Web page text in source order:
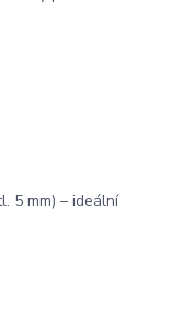
5 mm) – ideální